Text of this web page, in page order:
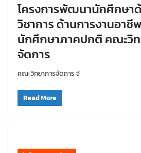
โครงการพัฒนานักศึกษา
วิชาการ ด้านการงานอาชี
นักศึกษาภาคปกติ คณะวิ
จัดการ
คณะวิทยาการจัดการ จั
Read More